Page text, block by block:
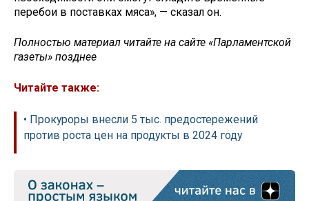
перебои в поставках мяса», — сказал он.
Полностью материал читайте на сайте «Парламентской
газеты» позднее
Читайте также:
• Прокуроры внесли 5 тыс. предостережений
против роста цен на продукты в 2024 году